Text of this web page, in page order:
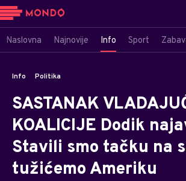
Naslovna Najnovije Info Sport
Info Politika
SASTANAK
KOALICIJE Dodik
Stavili smo tačku na
tužićemo Ameriku